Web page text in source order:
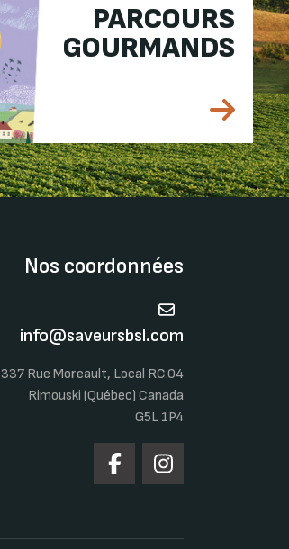
PARCOURS
GOURMANDS
Nos coordonnées
info@saveursbsl.com
337 Rue Moreault, Local RC.04
Rimouski (Québec) Canada
G5L 1P4